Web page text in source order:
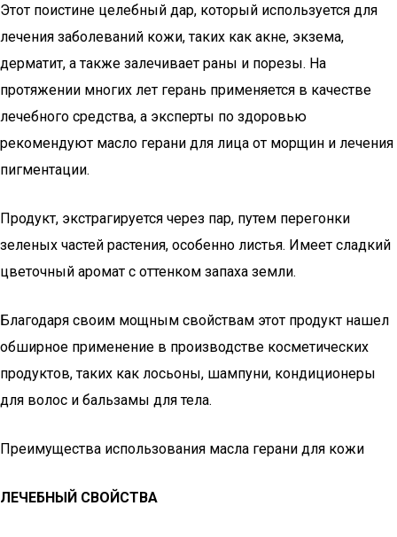
Этот поистине целебный дар, который используется для
лечения заболеваний кожи, таких как акне, экзема,
дерматит, а также залечивает раны и порезы. На
протяжении многих лет герань применяется в качестве
лечебного средства, а эксперты по здоровью
рекомендуют масло герани для лица от морщин и лечения
пигментации.
Продукт, экстрагируется через пар, путем перегонки
зеленых частей растения, особенно листья. Имеет сладкий
цветочный аромат с оттенком запаха земли.
Благодаря своим мощным свойствам этот продукт нашел
обширное применение в производстве косметических
продуктов, таких как лосьоны, шампуни, кондиционеры
для волос и бальзамы для тела.
Преимущества использования масла герани для кожи
ЛЕЧЕБНЫЙ СВОЙСТВА